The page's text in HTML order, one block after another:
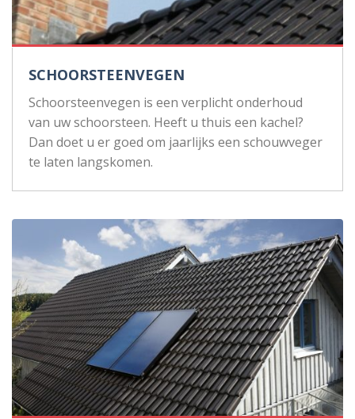
SCHOORSTEENVEGEN
Schoorsteenvegen is een verplicht onderhoud
van uw schoorsteen. Heeft u thuis een kachel?
Dan doet u er goed om jaarlijks een schouwveger
te laten langskomen.